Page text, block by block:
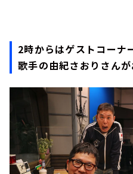
2時からはゲストコーナ
歌手の由紀さおりさんが